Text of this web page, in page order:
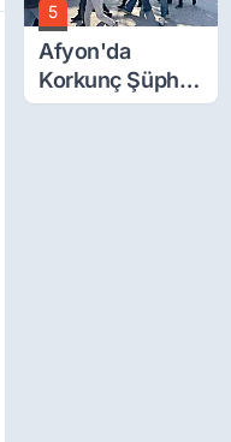
5
Afyon'da
Korkunç Şüphe!
Düştü Mü,